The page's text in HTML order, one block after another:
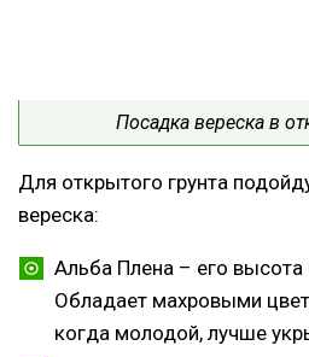
Посадка вереска в
Для открытого грунта
вереска:
Альба Плена – его высота
Обладает махровыми
когда молодой, лучше